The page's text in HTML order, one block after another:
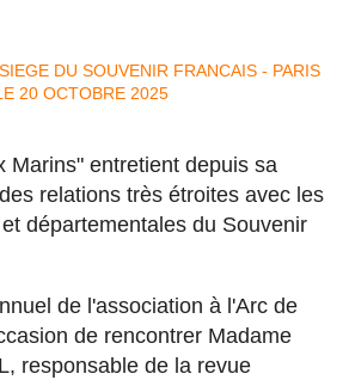
Marins" entretient depuis sa
relations très étroites avec les
départementales du Souvenir
de l'association à l'Arc de
de rencontrer Madame
responsable de la revue